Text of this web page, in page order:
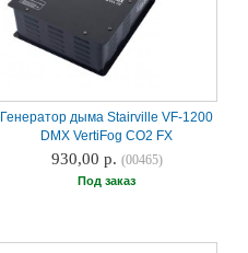
Генератор дыма Stairville VF-1200
DMX VertiFog CO2 FX
930,00 р. (00465)
Под заказ